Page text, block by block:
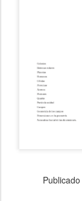
Publicado